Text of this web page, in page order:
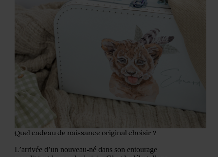
Quel cadeau de naissance original choisir ?
L’arrivée d’un nouveau-né dans son entourage